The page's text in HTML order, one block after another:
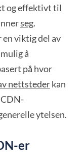
og effektivt til
seg.
en viktig del av
å
på hvor
nettstederkan
ytelsen.
er